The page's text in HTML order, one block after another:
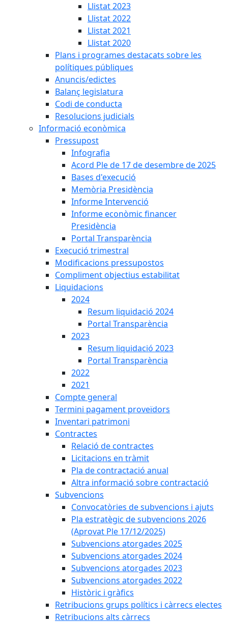
Llistat 2023
Llistat 2022
Llistat 2021
Llistat 2020
Plans i programes destacats sobre les
polítiques públiques
Anuncis/edictes
Balanç legislatura
Codi de conducta
Resolucions judicials
Informació econòmica
Pressupost
Infografia
Acord Ple de 17 de desembre de 2025
Bases d'execució
Memòria Presidència
Informe Intervenció
Informe econòmic financer
Presidència
Portal Transparència
Execució trimestral
Modificacions pressupostos
Compliment objectius estabilitat
Liquidacions
2024
Resum liquidació 2024
Portal Transparència
2023
Resum liquidació 2023
Portal Transparència
2022
2021
Compte general
Termini pagament proveïdors
Inventari patrimoni
Contractes
Relació de contractes
Licitacions en tràmit
Pla de contractació anual
Altra informació sobre contractació
Subvencions
Convocatòries de subvencions i ajuts
Pla estratègic de subvencions 2026
(Aprovat Ple 17/12/2025)
Subvencions atorgades 2025
Subvencions atorgades 2024
Subvencions atorgades 2023
Subvencions atorgades 2022
Històric i gràfics
Retribucions grups polítics i càrrecs electes
Retribucions alts càrrecs